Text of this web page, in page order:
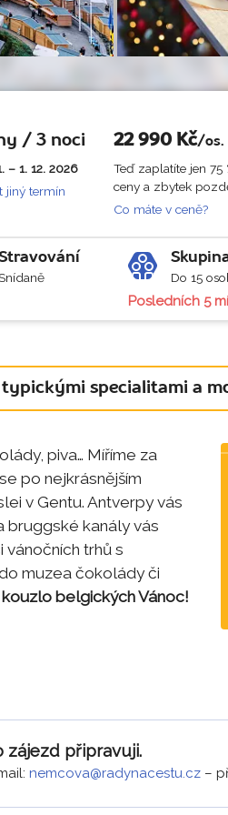
/ 3 noci
– 1. 12. 2026
jiný termín
22 990 Kč/os.
Teď zaplatíte jen 75
ceny a zbytek
Co máte v ceně?
Do 15
Posledních 5
specialitami a
piva… Míříme za
po nejkrásnějším
v Gentu. Antverpy vás
bruggské kanály vás
trhů s
muzea čokolády či
belgických Vánoc!
zájezd připravuji.
nemcova@radynacestu.cz –